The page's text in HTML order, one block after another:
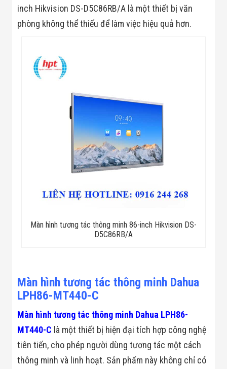
inch Hikvision DS-D5C86RB/A là một thiết bị văn
phòng không thể thiếu để làm việc hiệu quả hơn.
Màn hình tương tác thông minh 86-inch Hikvision DS-
D5C86RB/A
Màn hình tương tác thông minh Dahua
LPH86-MT440-C
Màn hình tương tác thông minh Dahua LPH86-
MT440-C là một thiết bị hiện đại tích hợp công nghệ
tiên tiến, cho phép người dùng tương tác một cách
thông minh và linh hoạt. Sản phẩm này không chỉ có